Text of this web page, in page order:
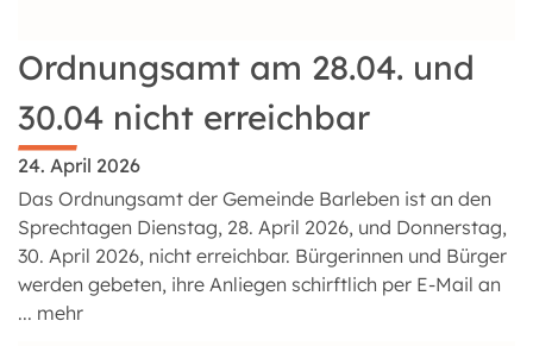
Ordnungsamt am 28.04. und
30.04 nicht erreichbar
24. April 2026
Das Ordnungsamt der Gemeinde Barleben ist an den
Sprechtagen Dienstag, 28. April 2026, und Donnerstag,
30. April 2026, nicht erreichbar. Bürgerinnen und Bürger
werden gebeten, ihre Anliegen schirftlich per E-Mail an
... mehr